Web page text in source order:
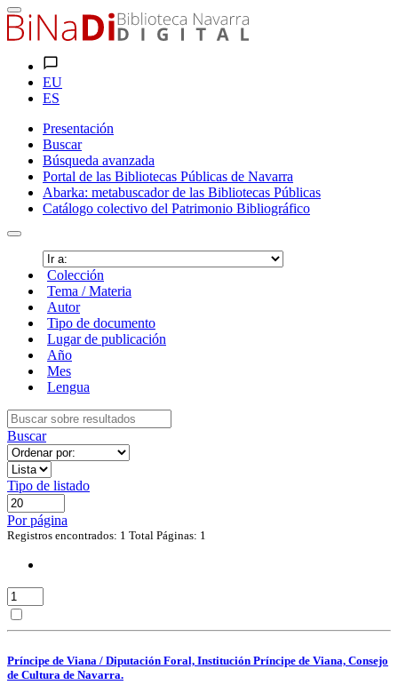
EU
ES
Presentación
Buscar
Búsqueda avanzada
Portal de las Bibliotecas Públicas de Navarra
Abarka: metabuscador de las Bibliotecas Públicas
Catálogo colectivo del Patrimonio Bibliográfico
Colección
Tema / Materia
Autor
Tipo de documento
Lugar de publicación
Año
Mes
Lengua
Buscar
Tipo de listado
Por página
Registros encontrados: 1 Total Páginas: 1
Príncipe de Viana / Diputación Foral, Institución Príncipe de Viana, Consejo
de Cultura de Navarra.